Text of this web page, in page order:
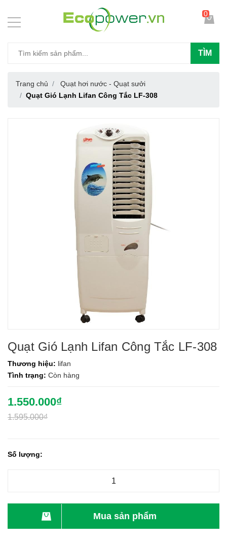
TÌM
0
Trang chủ
Quạt hơi nước - Quạt sưởi
Quạt Gió Lạnh Lifan Công Tắc LF-308
Quạt Gió Lạnh Lifan Công Tắc LF-308
Thương hiệu: lifan
Tình trạng: Còn hàng
1.550.000₫
1.595.000₫
Số lượng:
Mua sản phẩm